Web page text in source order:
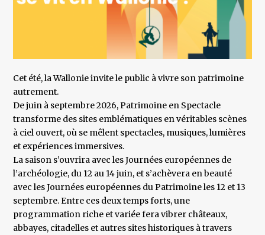
Cet été, la Wallonie invite le public à vivre son patrimoine
autrement.
De juin à septembre 2026, Patrimoine en Spectacle
transforme des sites emblématiques en véritables scènes
à ciel ouvert, où se mêlent spectacles, musiques, lumières
et expériences immersives.
La saison s’ouvrira avec les Journées européennes de
l’archéologie, du 12 au 14 juin, et s’achèvera en beauté
avec les Journées européennes du Patrimoine les 12 et 13
septembre. Entre ces deux temps forts, une
programmation riche et variée fera vibrer châteaux,
abbayes, citadelles et autres sites historiques à travers